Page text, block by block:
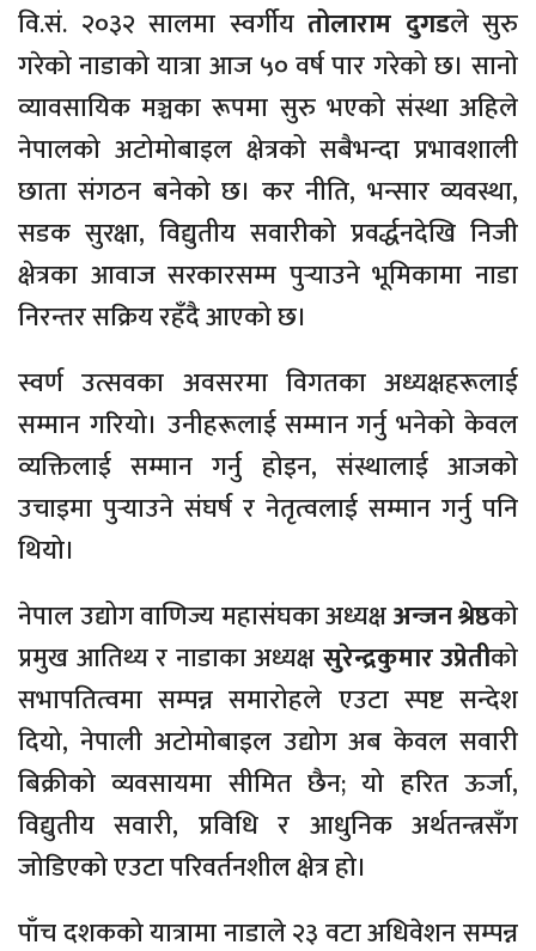
वि.सं. २०३२ सालमा स्वर्गीय तोलाराम दुगडले सुरु
गरेको नाडाको यात्रा आज ५० वर्ष पार गरेको छ। सानो
व्यावसायिक मञ्चका रूपमा सुरु भएको संस्था अहिले
नेपालको अटोमोबाइल क्षेत्रको सबैभन्दा प्रभावशाली
छाता संगठन बनेको छ। कर नीति, भन्सार व्यवस्था,
सडक सुरक्षा, विद्युतीय सवारीको प्रवर्द्धनदेखि निजी
क्षेत्रका आवाज सरकारसम्म पुर्‍याउने भूमिकामा नाडा
निरन्तर सक्रिय रहँदै आएको छ।
स्वर्ण उत्सवका अवसरमा विगतका अध्यक्षहरूलाई
सम्मान गरियो। उनीहरूलाई सम्मान गर्नु भनेको केवल
व्यक्तिलाई सम्मान गर्नु होइन, संस्थालाई आजको
उचाइमा पुर्‍याउने संघर्ष र नेतृत्वलाई सम्मान गर्नु पनि
थियो।
नेपाल उद्योग वाणिज्य महासंघका अध्यक्षअन्जन श्रेष्ठको
प्रमुख आतिथ्य र नाडाका अध्यक्षसुरेन्द्रकुमार उप्रेतीको
सभापतित्वमा सम्पन्न समारोहले एउटा स्पष्ट सन्देश
दियो, नेपाली अटोमोबाइल उद्योग अब केवल सवारी
बिक्रीको व्यवसायमा सीमित छैन; यो हरित ऊर्जा,
विद्युतीय सवारी, प्रविधि र आधुनिक अर्थतन्त्रसँग
जोडिएको एउटा परिवर्तनशील क्षेत्र हो।
पाँच दशकको यात्रामा नाडाले २३ वटा अधिवेशन सम्पन्न